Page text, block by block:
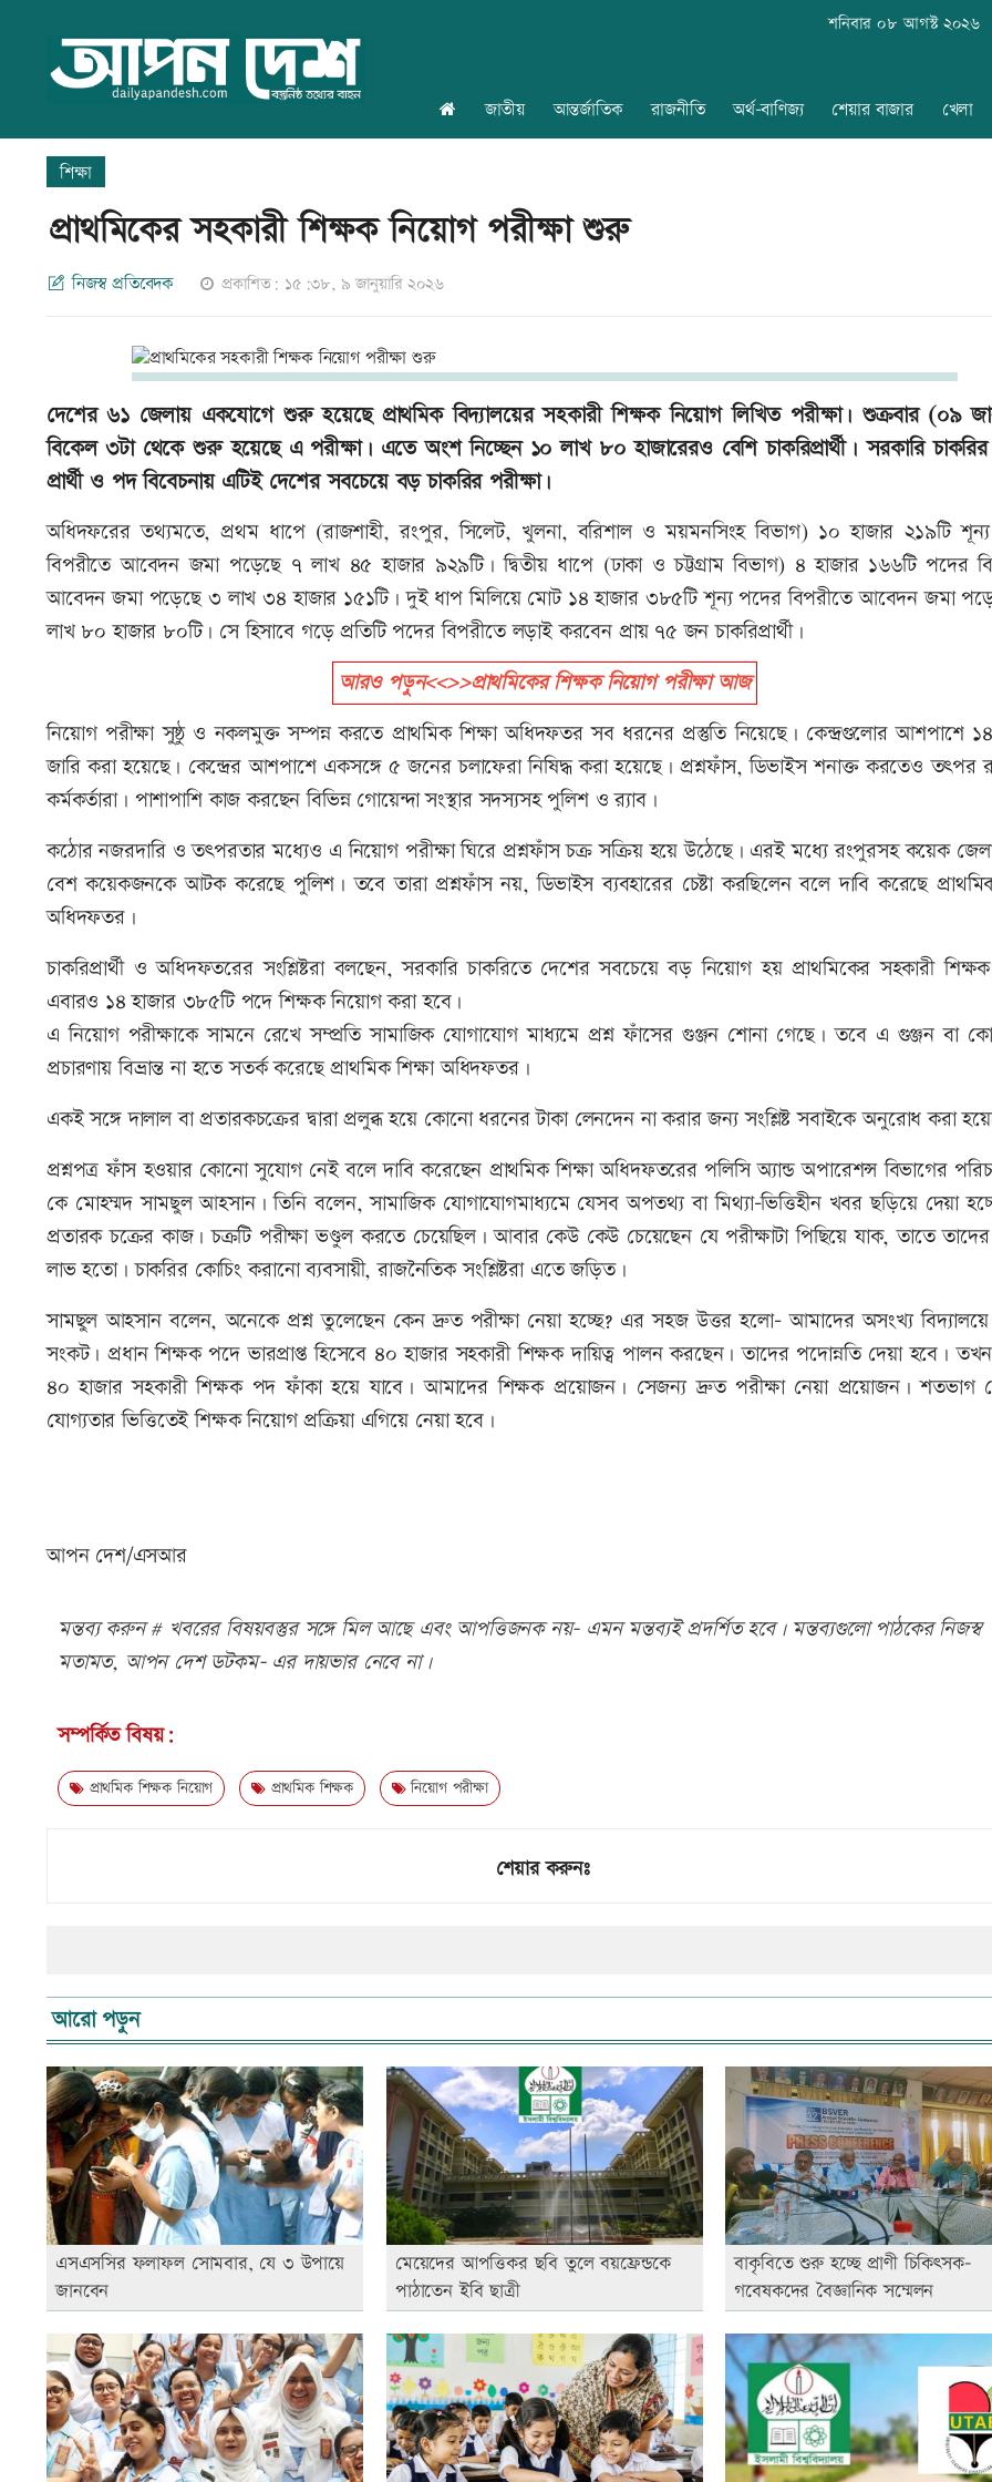
শনিবার ০৮ আগস্ট ২০২৬
জাতীয় আন্তর্জাতিক রাজনীতি অর্থ-বাণিজ্য শেয়ার বাজার খেলা
শিক্ষা
প্রাথমিকের সহকারী শিক্ষক নিয়োগ পরীক্ষা শুরু
নিজস্ব প্রতিবেদক প্রকাশিত: ১৫:৩৮, ৯ জানুয়ারি ২০২৬
দেশের ৬১ জেলায় একযোগে শুরু হয়েছে প্রাথমিক বিদ্যালয়ের সহকারী শিক্ষক নিয়োগ লিখিত পরীক্ষা। শুক্রবার (০৯
বিকেল ৩টা থেকে শুরু হয়েছে এ পরীক্ষা। এতে অংশ নিচ্ছেন ১০ লাখ ৮০ হাজারেরও বেশি চাকরিপ্রার্থী। সরকারি চাকরির
প্রার্থী ও পদ বিবেচনায় এটিই দেশের সবচেয়ে বড় চাকরির পরীক্ষা।
অধিদফরের তথ্যমতে, প্রথম ধাপে (রাজশাহী, রংপুর, সিলেট, খুলনা, বরিশাল ও ময়মনসিংহ বিভাগ) ১০ হাজার ২১৯টি
বিপরীতে আবেদন জমা পড়েছে ৭ লাখ ৪৫ হাজার ৯২৯টি। দ্বিতীয় ধাপে (ঢাকা ও চট্টগ্রাম বিভাগ) ৪ হাজার ১৬৬টি পদের
আবেদন জমা পড়েছে ৩ লাখ ৩৪ হাজার ১৫১টি। দুই ধাপ মিলিয়ে মোট ১৪ হাজার ৩৮৫টি শূন্য পদের বিপরীতে আবেদন জমা
লাখ ৮০ হাজার ৮০টি। সে হিসাবে গড়ে প্রতিটি পদের বিপরীতে লড়াই করবেন প্রায় ৭৫ জন চাকরিপ্রার্থী।
আরও পড়ুন<<>>প্রাথমিকের শিক্ষক নিয়োগ পরীক্ষা আজ
নিয়োগ পরীক্ষা সুষ্ঠু ও নকলমুক্ত সম্পন্ন করতে প্রাথমিক শিক্ষা অধিদফতর সব ধরনের প্রস্তুতি নিয়েছে। কেন্দ্রগুলোর আশপাশে
জারি করা হয়েছে। কেন্দ্রের আশপাশে একসঙ্গে ৫ জনের চলাফেরা নিষিদ্ধ করা হয়েছে। প্রশ্নফাঁস, ডিভাইস শনাক্ত করতেও তৎপর
কর্মকর্তারা। পাশাপাশি কাজ করছেন বিভিন্ন গোয়েন্দা সংস্থার সদস্যসহ পুলিশ ও র‌্যাব।
কঠোর নজরদারি ও তৎপরতার মধ্যেও এ নিয়োগ পরীক্ষা ঘিরে প্রশ্নফাঁস চক্র সক্রিয় হয়ে উঠেছে। এরই মধ্যে রংপুরসহ কয়েক
বেশ কয়েকজনকে আটক করেছে পুলিশ। তবে তারা প্রশ্নফাঁস নয়, ডিভাইস ব্যবহারের চেষ্টা করছিলেন বলে দাবি করেছে
অধিদফতর।
চাকরিপ্রার্থী ও অধিদফতরের সংশ্লিষ্টরা বলছেন, সরকারি চাকরিতে দেশের সবচেয়ে বড় নিয়োগ হয় প্রাথমিকের সহকারী
এবারও ১৪ হাজার ৩৮৫টি পদে শিক্ষক নিয়োগ করা হবে।
এ নিয়োগ পরীক্ষাকে সামনে রেখে সম্প্রতি সামাজিক যোগাযোগ মাধ্যমে প্রশ্ন ফাঁসের গুঞ্জন শোনা গেছে। তবে এ গুঞ্জন বা
প্রচারণায় বিভ্রান্ত না হতে সতর্ক করেছে প্রাথমিক শিক্ষা অধিদফতর।
একই সঙ্গে দালাল বা প্রতারকচক্রের দ্বারা প্রলুব্ধ হয়ে কোনো ধরনের টাকা লেনদেন না করার জন্য সংশ্লিষ্ট সবাইকে অনুরোধ করা
প্রশ্নপত্র ফাঁস হওয়ার কোনো সুযোগ নেই বলে দাবি করেছেন প্রাথমিক শিক্ষা অধিদফতরের পলিসি অ্যান্ড অপারেশন্স বিভাগের
কে মোহম্মদ সামছুল আহসান। তিনি বলেন, সামাজিক যোগাযোগমাধ্যমে যেসব অপতথ্য বা মিথ্যা-ভিত্তিহীন খবর ছড়িয়ে দেয়া
প্রতারক চক্রের কাজ। চক্রটি পরীক্ষা ভণ্ডুল করতে চেয়েছিল। আবার কেউ কেউ চেয়েছেন যে পরীক্ষাটা পিছিয়ে যাক, তাতে
লাভ হতো। চাকরির কোচিং করানো ব্যবসায়ী, রাজনৈতিক সংশ্লিষ্টরা এতে জড়িত।
সামছুল আহসান বলেন, অনেকে প্রশ্ন তুলেছেন কেন দ্রুত পরীক্ষা নেয়া হচ্ছে? এর সহজ উত্তর হলো- আমাদের অসংখ্য বিদ্যালয়ে
সংকট। প্রধান শিক্ষক পদে ভারপ্রাপ্ত হিসেবে ৪০ হাজার সহকারী শিক্ষক দায়িত্ব পালন করছেন। তাদের পদোন্নতি দেয়া হবে।
৪০ হাজার সহকারী শিক্ষক পদ ফাঁকা হয়ে যাবে। আমাদের শিক্ষক প্রয়োজন। সেজন্য দ্রুত পরীক্ষা নেয়া প্রয়োজন। শতভাগ
যোগ্যতার ভিত্তিতেই শিক্ষক নিয়োগ প্রক্রিয়া এগিয়ে নেয়া হবে।
আপন দেশ/এসআর
মন্তব্য করুন # খবরের বিষয়বস্তুর সঙ্গে মিল আছে এবং আপত্তিজনক নয়- এমন মন্তব্যই প্রদর্শিত হবে। মন্তব্যগুলো পাঠকের নিজস্ব
মতামত, আপন দেশ ডটকম- এর দায়ভার নেবে না।
সম্পর্কিত বিষয়:
প্রাথমিক শিক্ষক নিয়োগ প্রাথমিক শিক্ষক নিয়োগ পরীক্ষা
শেয়ার করুনঃ
আরো পড়ুন
এসএসসির ফলাফল সোমবার, যে ৩ উপায়ে
জানবেন
মেয়েদের আপত্তিকর ছবি তুলে বয়ফ্রেন্ডকে
পাঠাতেন ইবি ছাত্রী
বাকৃবিতে শুরু হচ্ছে প্রাণী চিকিৎসক-
গবেষকদের বৈজ্ঞানিক সম্মেলন